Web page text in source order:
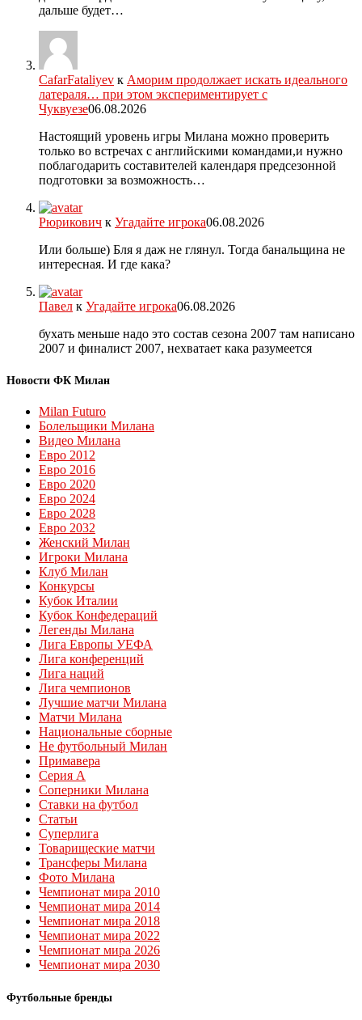
дальше будет…
CafarFataliyev к Аморим продолжает искать идеального
латераля… при этом экспериментирует с
Чуквуезе06.08.2026
Настоящий уровень игры Милана можно проверить
только во встречах с английскими командами,и нужно
поблагодарить составителей календаря предсезонной
подготовки за возможность…
Рюрикович к Угадайте игрока06.08.2026
Или больше) Бля я даж не глянул. Тогда банальщина не
интересная. И где кака?
Павел к Угадайте игрока06.08.2026
бухать меньше надо это состав сезона 2007 там написано
2007 и финалист 2007, нехватает кака разумеется
Новости ФК Милан
Milan Futuro
Болельщики Милана
Видео Милана
Евро 2012
Евро 2016
Евро 2020
Евро 2024
Евро 2028
Евро 2032
Женский Милан
Игроки Милана
Клуб Милан
Конкурсы
Кубок Италии
Кубок Конфедераций
Легенды Милана
Лига Европы УЕФА
Лига конференций
Лига наций
Лига чемпионов
Лучшие матчи Милана
Матчи Милана
Национальные сборные
Не футбольный Милан
Примавера
Серия А
Соперники Милана
Ставки на футбол
Статьи
Суперлига
Товарищеские матчи
Трансферы Милана
Фото Милана
Чемпионат мира 2010
Чемпионат мира 2014
Чемпионат мира 2018
Чемпионат мира 2022
Чемпионат мира 2026
Чемпионат мира 2030
Футбольные бренды